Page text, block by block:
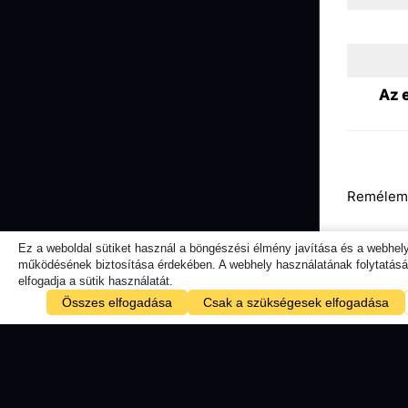
Az
Ne
Ez a weboldal sütiket használ a böngészési élmény javítása és a
működésének biztosítása érdekében. A webhely használatának
elfogadja a sütik használatát.
Összes elfogadása Csak a szükségesek elfogadása